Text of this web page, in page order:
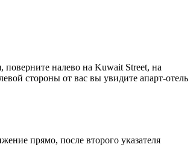
поверните налево на Kuwait Street, на
стороны от вас вы увидите апарт-отель
прямо, после второго указателя